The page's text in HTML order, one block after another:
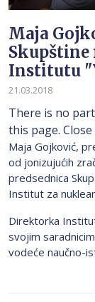
Maja
Skupštine
Institutu
21.03.2018
There is no
this page.
Maja Gojković,
od jonizujućih
predsednica
Institut za
Direktorka
svojim
vodeće naučno-